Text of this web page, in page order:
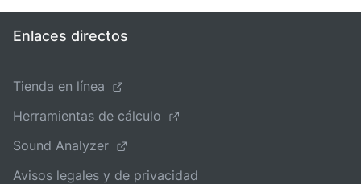
Enlaces directos
Tienda en línea
Herramientas de cálculo
Sound Analyzer
Avisos legales y de privacidad